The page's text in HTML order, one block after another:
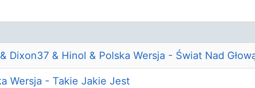
Dixon37 & Hinol & Polska Wersja - Świat Nad
Wersja - Takie Jakie Jest